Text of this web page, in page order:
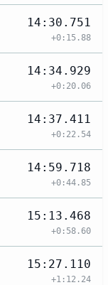
14:30.751
+0:15.88
14:34.929
+0:20.06
14:37.411
+0:22.54
14:59.718
+0:44.85
15:13.468
+0:58.60
15:27.110
+1:12.24